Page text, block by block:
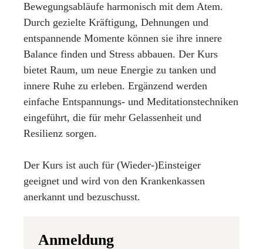
Bewegungsabläufe harmonisch mit dem Atem.
Durch gezielte Kräftigung, Dehnungen und
entspannende Momente können sie ihre innere
Balance finden und Stress abbauen. Der Kurs
bietet Raum, um neue Energie zu tanken und
innere Ruhe zu erleben. Ergänzend werden
einfache Entspannungs- und Meditationstechniken
eingeführt, die für mehr Gelassenheit und
Resilienz sorgen.
Der Kurs ist auch für (Wieder-)Einsteiger
geeignet und wird von den Krankenkassen
anerkannt und bezuschusst.
Anmeldung